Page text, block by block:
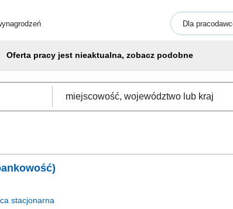
Dla
Oferta pracy jest nieaktualna, zobacz podobne
stacjonarna